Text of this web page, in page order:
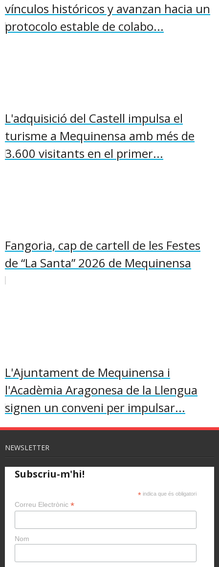
vínculos históricos y avanzan hacia un
protocolo estable de colabo...
L'adquisició del Castell impulsa el
turisme a Mequinensa amb més de
3.600 visitants en el primer...
Fangoria, cap de cartell de les Festes
de “La Santa” 2026 de Mequinensa
L'Ajuntament de Mequinensa i
l'Acadèmia Aragonesa de la Llengua
signen un conveni per impulsar...
NEWSLETTER
Subscriu-m'hi!
* indica que és obligatori
Correu Electrònic *
Nom